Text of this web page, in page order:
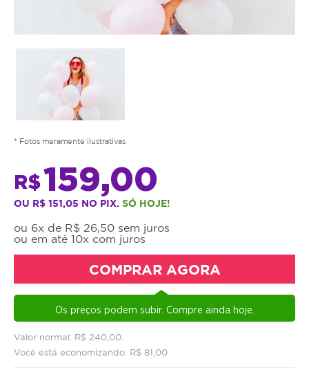
* Fotos meramente ilustrativas
Valor normal: R$ 240,00.
Você está economizando: R$ 81,00
R$159,00
OU R$ 151,05 NO PIX. SÓ HOJE!
ou 6x de R$ 26,50 sem juros
ou em até 10x com juros
COMPRAR AGORA
Os preços podem subir. Compre ainda hoje.